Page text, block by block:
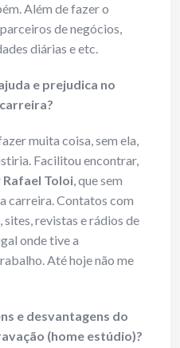
Além de fazer o
de negócios,
diárias e etc.
e prejudica no
muita coisa, sem ela,
Facilitou encontrar,
Rafael Toloi, que sem
carreira. Contatos com
revistas e rádios de
onde tive a
Até hoje não me
e desvantagens do
(home estúdio)?